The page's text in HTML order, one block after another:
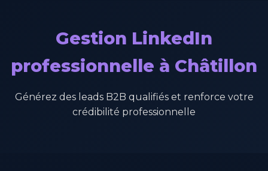
Gestion LinkedIn
professionnelle à Châtillon
Générez des leads B2B qualifiés et renforce votre
crédibilité professionnelle